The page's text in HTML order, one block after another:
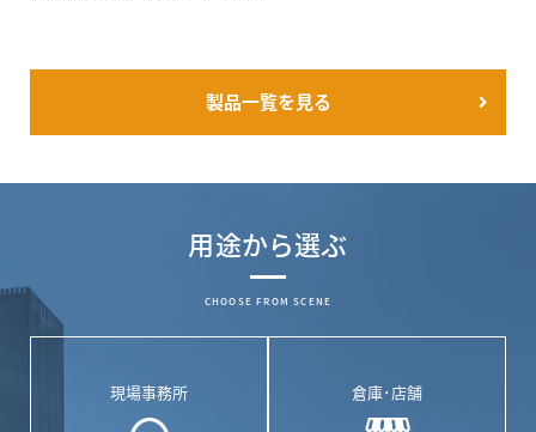
製品一覧を見る
用途から選ぶ
CHOOSE FROM SCENE
現場事務所 倉庫･店舗